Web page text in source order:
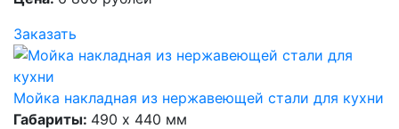
Заказать
Мойка накладная из нержавеющей стали для кухни
Габариты: 490 х 440 мм